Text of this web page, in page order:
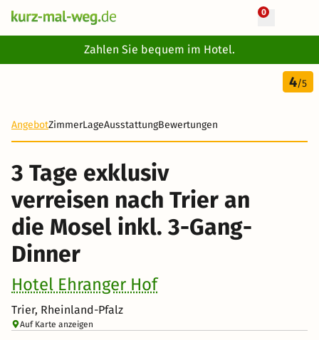
0
Zahlen Sie bequem im Hotel.
3 Tage
141 €
4/5
AngebotZimmerLageAusstattungBewertungen
3 Tage exklusiv
verreisen nach Trier an
die Mosel inkl. 3-Gang-
Dinner
Hotel Ehranger Hof
Trier, Rheinland-Pfalz
Auf Karte anzeigen